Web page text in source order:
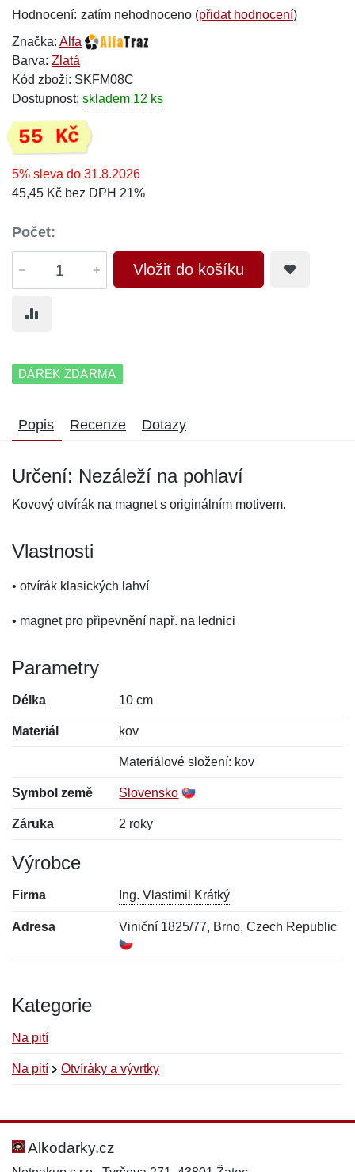
Hodnocení: zatím nehodnoceno (přidat hodnocení)
Značka: Alfa
Barva: Zlatá
Kód zboží: SKFM08C
Dostupnost: skladem 12 ks
55 Kč
5% sleva do 31.8.2026
45,45 Kč bez DPH 21%
Počet:
Vložit do košíku
DÁREK ZDARMA
Popis Recenze Dotazy
Určení: Nezáleží na pohlaví
Kovový otvírák na magnet s originálním motivem.
Vlastnosti
• otvírák klasických lahví
• magnet pro připevnění např. na lednici
Parametry
Délka 10 cm
Materiál kov
Materiálové složení: kov
Symbol země Slovensko
Záruka 2 roky
Výrobce
Firma Ing. Vlastimil Krátký
Adresa Viniční 1825/77, Brno, Czech Republic
Kategorie
Na pití
Na pití Otvíráky a vývrtky
Hodnocení:
Jméno:
Alkodarky.cz